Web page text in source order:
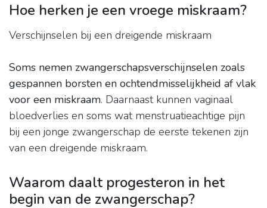
Hoe herken je een vroege miskraam?
Verschijnselen bij een dreigende miskraam
Soms nemen zwangerschapsverschijnselen zoals
gespannen borsten en ochtendmisselijkheid af vlak
voor een miskraam. Daarnaast kunnen vaginaal
bloedverlies en soms wat menstruatieachtige pijn
bij een jonge zwangerschap de eerste tekenen zijn
van een dreigende miskraam.
Waarom daalt progesteron in het
begin van de zwangerschap?